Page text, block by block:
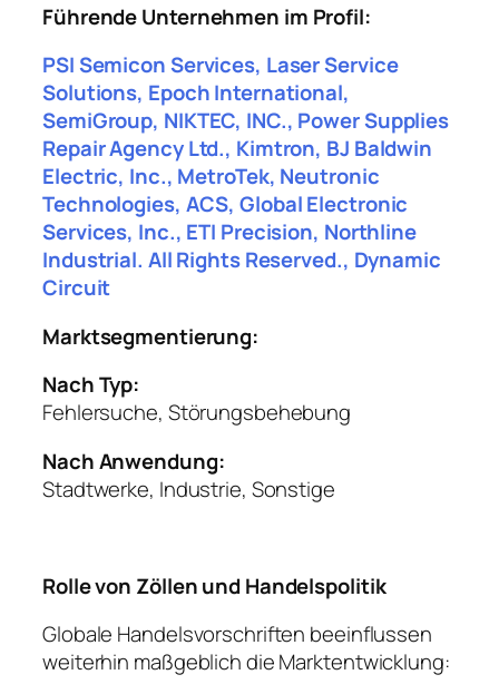
Führende Unternehmen im Profil:
PSI Semicon Services, Laser Service
Solutions, Epoch International,
SemiGroup, NIKTEC, INC., Power Supplies
Repair Agency Ltd., Kimtron, BJ Baldwin
Electric, Inc., MetroTek, Neutronic
Technologies, ACS, Global Electronic
Services, Inc., ETI Precision, Northline
Industrial. All Rights Reserved., Dynamic
Circuit
Marktsegmentierung:
Nach Typ:
Fehlersuche, Störungsbehebung
Nach Anwendung:
Stadtwerke, Industrie, Sonstige
Rolle von Zöllen und Handelspolitik
Globale Handelsvorschriften beeinflussen
weiterhin maßgeblich die Marktentwicklung: